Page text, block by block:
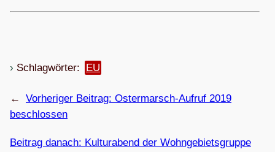
Schlagwörter: EU
← Vorheriger Beitrag: Oster­­mar­sch-Auf­­­ruf 2019
beschlossen
Beitrag danach: Kul­tur­abend der Wohn­ge­biets­gruppe